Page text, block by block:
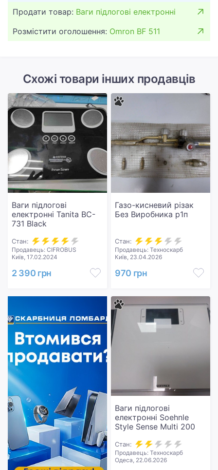
Продати товар: Ваги підлогові електронні
Розмістити оголошення: Omron BF 511
Схожі товари інших продавців
Ваги підлогові
електронні Tanita BC-
731 Black
Стан:
Продавець: CIFROBUS
Київ, 17.02.2024
2 390 грн
Газо-кисневий різак
Без Виробника р1п
Стан:
Продавець: Техноскарб
Київ, 23.04.2026
970 грн
Ваги підлогові
електронні Soehnle
Style Sense Multi 200
Стан:
Продавець: Техноскарб
Одеса, 22.06.2026